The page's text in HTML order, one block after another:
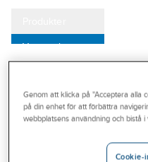
Varumärken
Outlet
Branscher
Genom att klicka på "Acceptera alla
på din enhet för att förbättra
webbplatsens användning och bistå
Cookie-